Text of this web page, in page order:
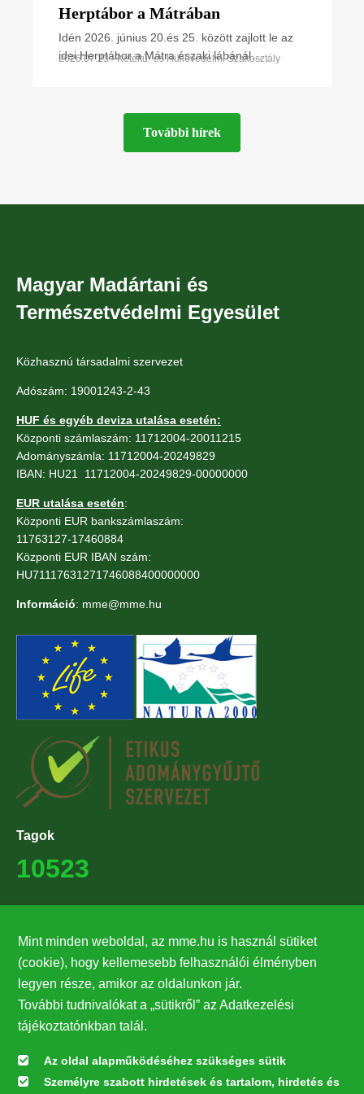
Herptábor a Mátrában
Idén 2026. június 20.és 25. között zajlott le az
idei Herptábor a Mátra északi lábánál
2026.07.23 • Kétéltű- és Hüllővédelmi Szakosztály
További hírek
Magyar Madártani és
Természetvédelmi Egyesület
Közhasznú társadalmi szervezet
Adószám: 19001243-2-43
HUF és egyéb deviza utalása esetén:
Központi számlaszám: 11712004-20011215
Adományszámla: 11712004-20249829
IBAN: HU21 11712004-20249829-00000000
EUR utalása esetén:
Központi EUR bankszámlaszám:
11763127-17460884
Központi EUR IBAN szám:
HU71117631271746088400000000
Információ: mme@mme.hu
Tagok
10523
27224
Hírlevél feliratkozás
Értesüljön elsőként legfrissebb híreinkről, eseményeinkről!
Feliratkozás
Mint minden weboldal, az mme.hu is használ sütiket
(cookie), hogy kellemesebb felhasználói élményben
legyen része, amikor az oldalunkon jár.
További tudnivalókat a „sütikről” az Adatkezelési
tájékoztatónkban talál.
Az oldal alapműködéséhez szükséges sütik
Személyre szabott hirdetések és tartalom, hirdetés és